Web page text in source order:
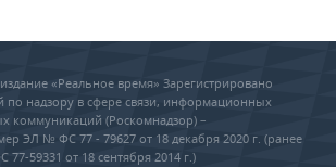
«Реальное время» Зарегистрировано
по надзору в сфере связи, информационных
коммуникаций (Роскомнадзор) –
ЭЛ № ФС 77 - 79627 от 18 декабря 2020 г. (ранее
59331 от 18 сентября 2014 г.)